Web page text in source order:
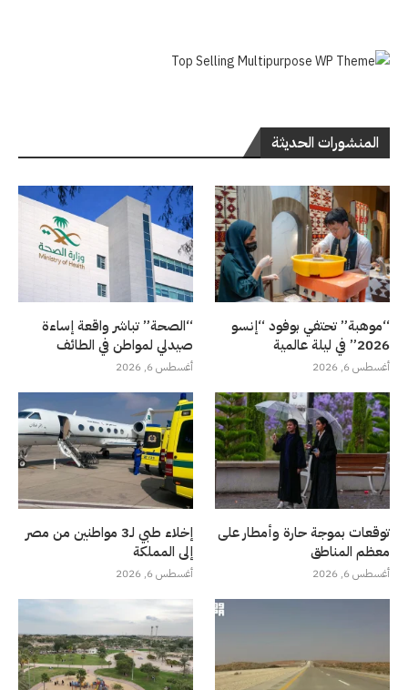
المنشورات الحديثة
“موهبة” تحتفي بوفود “إنسو
2026” في ليلة عالمية
أغسطس 6, 2026
“الصحة” تباشر واقعة إساءة
صيدلي لمواطن في الطائف
أغسطس 6, 2026
توقعات بموجة حارة وأمطار على
معظم المناطق
أغسطس 6, 2026
إخلاء طبي لـ3 مواطنين من مصر
إلى المملكة
أغسطس 6, 2026